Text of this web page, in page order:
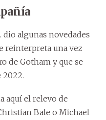
dio algunas novedades
reinterpreta una vez
de Gotham y que se
2022.
aquí el relevo de
Bale o Michael